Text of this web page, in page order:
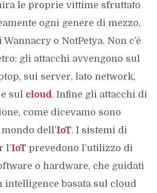
le proprie vittime sfruttato
ogni genere di mezzo,
o NotPetya. Non c’è
gli attacchi avvengono sul
sui server, lato network,
sul cloud. Infine gli attacchi di
come dicevamo sono
dell’IoT. I sistemi di
l’IoTprevedono l’utilizzo di
o hardware, che guidati
intelligence basata sul cloud